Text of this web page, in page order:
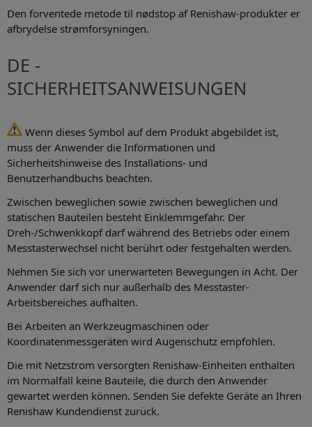
Den forventede metode til nødstop af Renishaw-produkter er
afbrydelse strømforsyningen.
DE -
SICHERHEITSANWEISUNGEN
Wenn dieses Symbol auf dem Produkt abgebildet ist,
muss der Anwender die Informationen und
Sicherheitshinweise des Installations- und
Benutzerhandbuchs beachten.
Zwischen beweglichen sowie zwischen beweglichen und
statischen Bauteilen besteht Einklemmgefahr. Der
Dreh-/Schwenkkopf darf während des Betriebs oder einem
Messtasterwechsel nicht berührt oder festgehalten werden.
Nehmen Sie sich vor unerwarteten Bewegungen in Acht. Der
Anwender darf sich nur außerhalb des Messtaster-
Arbeitsbereiches aufhalten.
Bei Arbeiten an Werkzeugmaschinen oder
Koordinatenmessgeräten wird Augenschutz empfohlen.
Die mit Netzstrom versorgten Renishaw-Einheiten enthalten
im Normalfall keine Bauteile, die durch den Anwender
gewartet werden können. Senden Sie defekte Geräte an Ihren
Renishaw Kundendienst zurück.